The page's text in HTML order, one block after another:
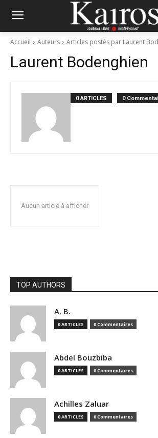
Accueil Auteurs Articles postés par Laurent
Laurent Bodenghien
0 ARTICLES 0
Aucun article à afficher
TOP AUTHORS
A. B.
0 ARTICLES 0 Commentaires
Abdel Bouzbiba
0 ARTICLES 0 Commentaires
Achilles Zaluar
0 ARTICLES 0 Commentaires